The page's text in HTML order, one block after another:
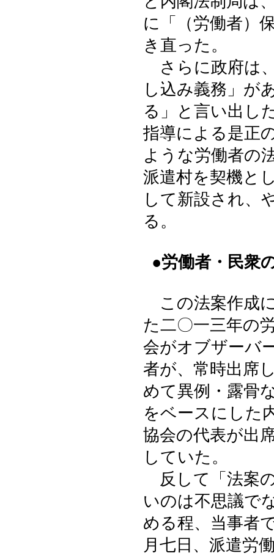
に「（労働者）
き直った。
さらに政府は
し込み義務」が
る」と言い出し
指導による是正
ような労働者の
派遣村を契機と
して新設され、
る。
●労働者・民衆
この法案作成
た二〇一三年の
会がオブザーバ
者が、常時出席
めて異例・露骨
をベースにした
協会の代表が出
していた。
反して「法案
いのは不思議で
める程、当事者
月七日、派遣労